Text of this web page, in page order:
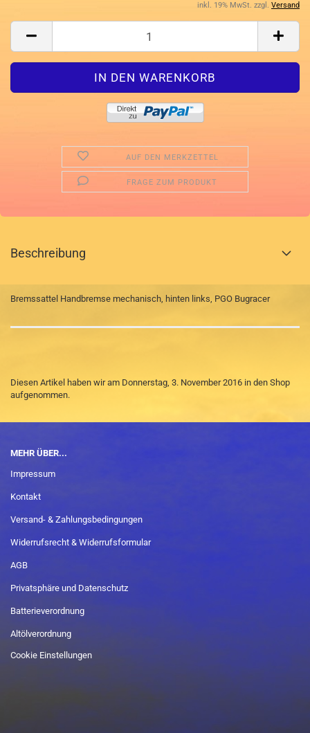
inkl. 19% MwSt. zzgl. Versand
AUF DEN MERKZETTEL
FRAGE ZUM PRODUKT
Beschreibung
Bremssattel Handbremse mechanisch, hinten links, PGO Bugracer
Diesen Artikel haben wir am Donnerstag, 3. November 2016 in den Shop
aufgenommen.
MEHR ÜBER...
Impressum
Kontakt
Versand- & Zahlungsbedingungen
Widerrufsrecht & Widerrufsformular
AGB
Privatsphäre und Datenschutz
Batterieverordnung
Altölverordnung
Cookie Einstellungen